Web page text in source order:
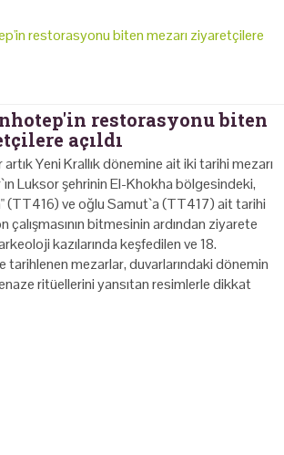
restorasyonu biten mezarı ziyaretçilere
restorasyonu biten
açıldı
artık Yeni Krallık dönemine ait iki tarihi mezarı
Luksor şehrinin El-Khokha bölgesindeki,
(TT416) ve oğlu Samut`a (TT417) ait tarihi
bitmesinin ardından ziyarete
kazılarında keşfedilen ve 18.
tarihlenen mezarlar, duvarlarındaki dönemin
ritüellerini yansıtan resimlerle dikkat